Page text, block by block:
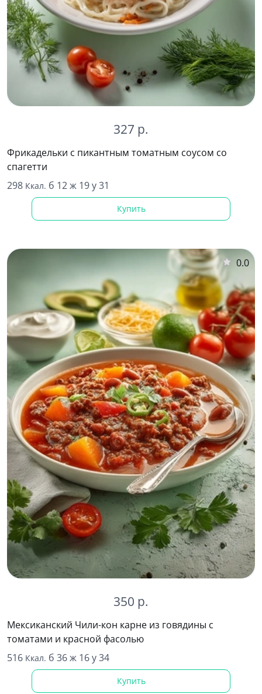
327 р.
Фрикадельки с пикантным томатным соусом со
спагетти
298 Ккал. б 12 ж 19 у 31
Купить
350 р.
Мексиканский Чили-кон карне из говядины с
томатами и красной фасолью
516 Ккал. б 36 ж 16 у 34
0.0
Купить